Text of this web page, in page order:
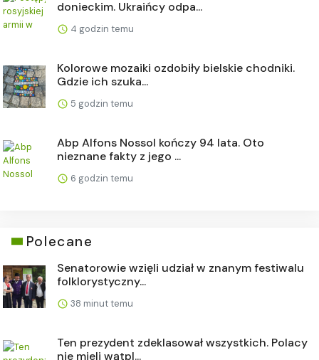
donieckim. Ukraińcy odpa...
4 godzin temu
Kolorowe mozaiki ozdobiły bielskie chodniki.
Gdzie ich szuka...
5 godzin temu
Abp Alfons Nossol kończy 94 lata. Oto
nieznane fakty z jego ...
6 godzin temu
Polecane
Senatorowie wzięli udział w znanym festiwalu
folklorystyczny...
38 minut temu
Ten prezydent zdeklasował wszystkich. Polacy
nie mieli wątpl...